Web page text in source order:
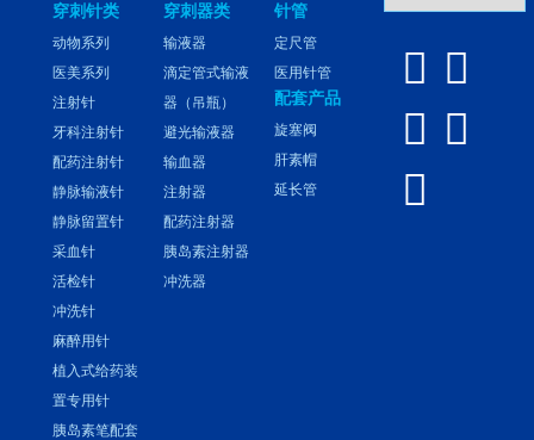
穿刺针类
动物系列
医美系列
注射针
牙科注射针
配药注射针
静脉输液针
静脉留置针
采血针
活检针
冲洗针
麻醉用针
植入式给药装
置专用针
胰岛素笔配套
穿刺器类
输液器
滴定管式输液
器（吊瓶）
避光输液器
输血器
注射器
配药注射器
胰岛素注射器
冲洗器
针管
定尺管
医用针管
配套产品
旋塞阀
肝素帽
延长管
 
 
